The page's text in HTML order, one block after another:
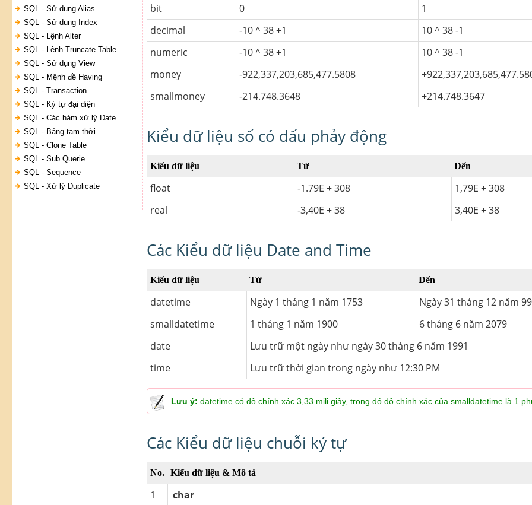
SQL - Sử dụng Alias
SQL - Sử dụng Index
SQL - Lệnh Alter
SQL - Lệnh Truncate Table
SQL - Sử dụng View
SQL - Mệnh đề Having
SQL - Transaction
SQL - Ký tự đại diện
SQL - Các hàm xử lý Date
SQL - Bảng tạm thời
SQL - Clone Table
SQL - Sub Querie
SQL - Sequence
SQL - Xử lý Duplicate
bit
0
1
decimal
-10 ^ 38 +1
10 ^ 38 -1
numeric
-10 ^ 38 +1
10 ^ 38 -1
money
-922,337,203,685,477.5808
smallmoney
-214.748.3648 +214.748.3647
Kiểu dữ liệu số có dấu phảy động
Kiểu dữ liệu Từ Đến
float -1.79E + 308
1,79E + 308
real
-3,40E + 38 3,40E + 38
Các Kiểu dữ liệu Date and Time
Kiểu dữ liệu Từ Đến
datetime Ngày 1 tháng 1 năm 1753
Ngày 31 tháng 12 năm
smalldatetime
1 tháng 1 năm 1900
6 tháng 6 năm 2079
date
Lưu trữ một ngày như ngày 30 tháng 6 năm 1991
time
Lưu trữ thời gian trong ngày như 12:30 PM
Lưu ý: datetime có độ chính xác 3,33 mili giây, trong đó độ chính xác của smalldatetime là 1
Các Kiểu dữ liệu chuỗi ký tự
No. Kiểu dữ liệu & Mô tả
1
char